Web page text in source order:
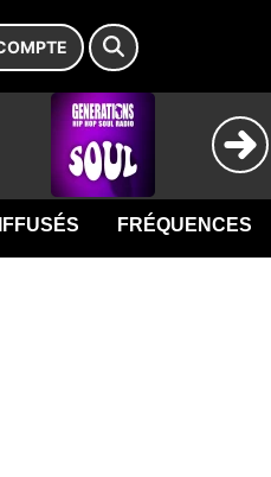
FRÉQUENCES